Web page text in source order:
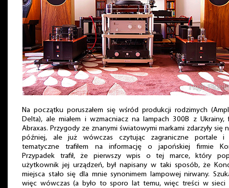
Na początku poruszałem się wśród produkcji rodzimych
Delta), ale miałem i wzmacniacz na lampach 300B z Ukrainy,
Abraxas. Przygody ze znanymi światowymi markami zdarzyły się
później, ale już wówczas czytując zagraniczne portale i
tematyczne trafiłem na informację o japońskiej firmie
Przypadek trafił, że pierwszy wpis o tej marce, który
użytkownik jej urządzeń, był napisany w taki sposób, że
miejsca stało się dla mnie synonimem lampowej nirwany.
więc wówczas (a było to sporo lat temu, więc treści w sieci